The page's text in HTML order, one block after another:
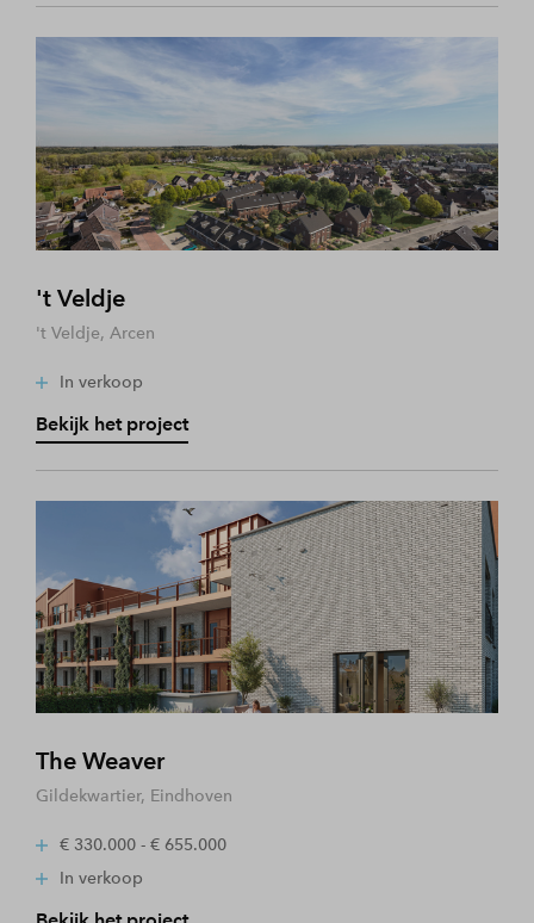
't Veldje
't Veldje, Arcen
In verkoop
Bekijk het project
The Weaver
Gildekwartier, Eindhoven
€ 330.000 - € 655.000
In verkoop